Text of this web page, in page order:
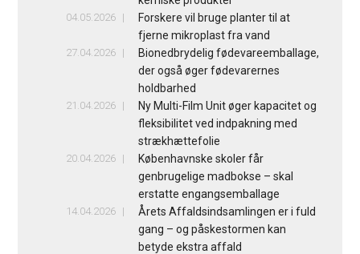
04.05.2026
Forskere vil bruge planter til at
fjerne mikroplast fra vand
27.04.2026
Bionedbrydelig fødevareemballage,
der også øger fødevarernes
holdbarhed
21.04.2026
Ny Multi-Film Unit øger kapacitet og
fleksibilitet ved indpakning med
strækhættefolie
20.04.2026
Københavnske skoler får
genbrugelige madbokse – skal
erstatte engangsemballage
14.04.2026
Årets Affaldsindsamlingen er i fuld
gang – og påskestormen kan
betyde ekstra affald